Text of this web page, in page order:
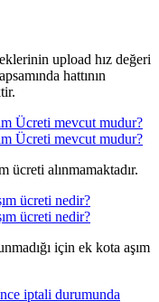
upload hız değeri
hattının
Ücreti mevcut mudur?
Ücreti mevcut mudur?
ücreti alınmamaktadır.
ücreti nedir?
ücreti nedir?
için ek kota aşım
iptali durumunda